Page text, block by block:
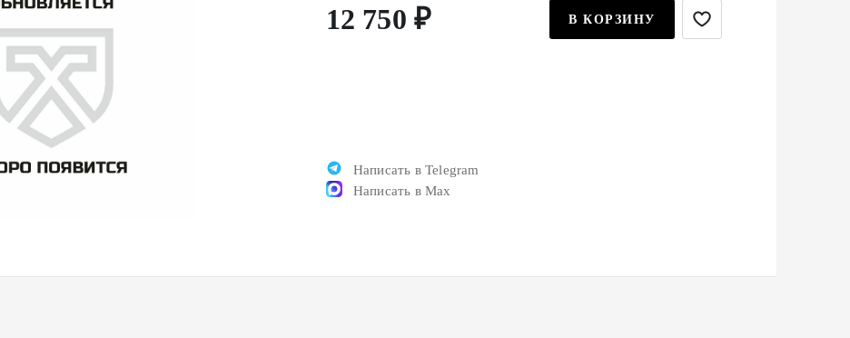
12 750 ₽ В КОРЗИНУ
Написать в Telegram
Написать в Max